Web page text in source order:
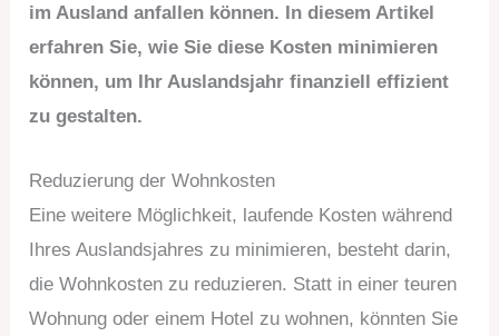
im Ausland anfallen können. In diesem Artikel
erfahren Sie, wie Sie diese Kosten minimieren
können, um Ihr Auslandsjahr finanziell effizient
zu gestalten.
Reduzierung der Wohnkosten
Eine weitere Möglichkeit, laufende Kosten während
Ihres Auslandsjahres zu minimieren, besteht darin,
die Wohnkosten zu reduzieren. Statt in einer teuren
Wohnung oder einem Hotel zu wohnen, könnten Sie